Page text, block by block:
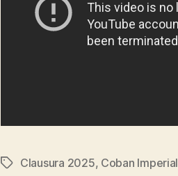
TagsClausura 2025, Coban Imperial